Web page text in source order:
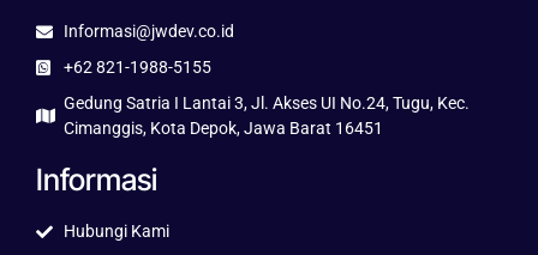
Informasi@jwdev.co.id
+62 821-1988-5155
Gedung Satria I Lantai 3, Jl. Akses UI No.24, Tugu, Kec.
Cimanggis, Kota Depok, Jawa Barat 16451
Informasi
Hubungi Kami